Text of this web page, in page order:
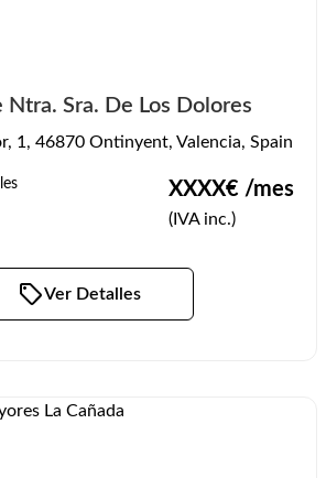
Ntra. Sra. De Los Dolores
1, 46870 Ontinyent, Valencia, Spain
XXXX€ /mes
(IVA inc.)
Ver Detalles